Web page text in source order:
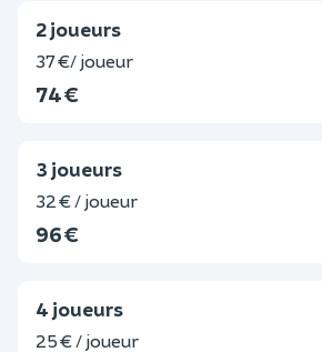
2 joueurs
37 €/ joueur
74 €
3 joueurs
32 € / joueur
96 €
4 joueurs
25 € / joueur